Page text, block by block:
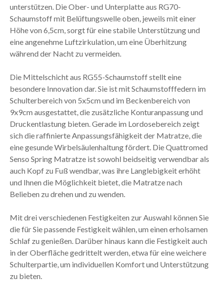
unterstützen. Die Ober- und Unterplatte aus RG70-
Schaumstoff mit Belüftungswelle oben, jeweils mit einer
Höhe von 6,5cm, sorgt für eine stabile Unterstützung und
eine angenehme Luftzirkulation, um eine Überhitzung
während der Nacht zu vermeiden.
Die Mittelschicht aus RG55-Schaumstoff stellt eine
besondere Innovation dar. Sie ist mit Schaumstofffedern im
Schulterbereich von 5x5cm und im Beckenbereich von
9x9cm ausgestattet, die zusätzliche Konturanpassung und
Druckentlastung bieten. Gerade im Lordosebereich zeigt
sich die raffinierte Anpassungsfähigkeit der Matratze, die
eine gesunde Wirbelsäulenhaltung fördert. Die Quattromed
Senso Spring Matratze ist sowohl beidseitig verwendbar als
auch Kopf zu Fuß wendbar, was ihre Langlebigkeit erhöht
und Ihnen die Möglichkeit bietet, die Matratze nach
Belieben zu drehen und zu wenden.
Mit drei verschiedenen Festigkeiten zur Auswahl können Sie
die für Sie passende Festigkeit wählen, um einen erholsamen
Schlaf zu genießen. Darüber hinaus kann die Festigkeit auch
in der Oberfläche gedrittelt werden, etwa für eine weichere
Schulterpartie, um individuellen Komfort und Unterstützung
zu bieten.